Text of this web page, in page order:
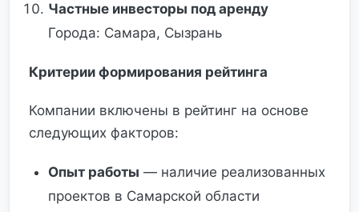
Частные инвесторы под аренду
Города: Самара, Сызрань
Критерии формирования рейтинга
Компании включены в рейтинг на основе
следующих факторов:
Опыт работы — наличие реализованных
проектов в Самарской области